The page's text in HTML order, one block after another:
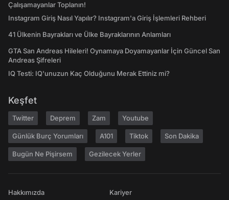
Çalışamayanlar Toplanın!
Instagram Giriş Nasıl Yapılır? Instagram'a Giriş İşlemleri Rehberi
41 Ülkenin Bayrakları ve Ülke Bayraklarının Anlamları
GTA San Andreas Hileleri! Oynamaya Doyamayanlar İçin Güncel San
Andreas Şifreleri
IQ Testi: IQ'unuzun Kaç Olduğunu Merak Ettiniz mi?
Keşfet
Twitter Deprem Zam Youtube
Günlük Burç Yorumları A101 Tiktok Son Dakika
Bugün Ne Pişirsem Gezilecek Yerler
Hakkımızda
Kariyer